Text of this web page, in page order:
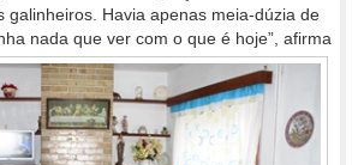
galinheiros. Havia apenas meia-dúzia de
nada que ver com o que é hoje”, afirma